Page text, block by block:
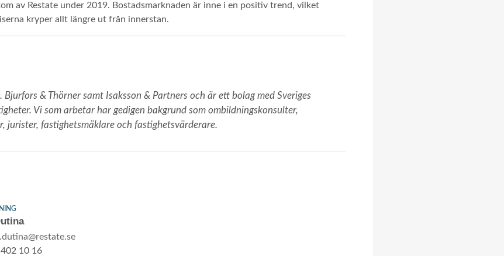
av Restate under 2019. Bostadsmarknaden är inne i en positiv trend, vilket
kryper allt längre ut från innerstan.
& Thörner samt Isaksson & Partners och är ett bolag med Sveriges
Vi som arbetar har gedigen bakgrund som ombildningskonsulter,
jurister, fastighetsmäklare och fastighetsvärderare.
10 16